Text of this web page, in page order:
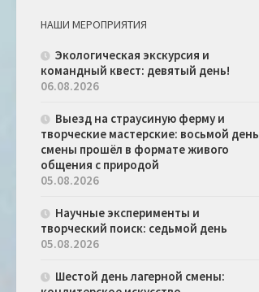
НАШИ МЕРОПРИЯТИЯ
Экологическая экскурсия и
командный квест: девятый день!
06.08.2026
Выезд на страусиную ферму и
творческие мастерские: восьмой день
смены прошёл в формате живого
общения с природой
05.08.2026
Научные эксперименты и
творческий поиск: седьмой день
05.08.2026
Шестой день лагерной смены: